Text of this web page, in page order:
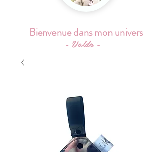
- Valdo -
Bienvenue dans mon univers